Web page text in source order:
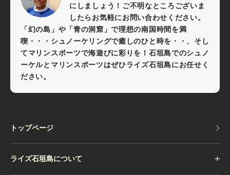
にしましょう！ご不明なところございま
したらお気軽にお問い合わせください。
「幻の島」や「青の洞窟」で理想の南国時間を満
喫・・・シュノーケリングで癒しのひと時を・・、そし
てマリンスポーツで海遊びに彩りを！石垣島でのシュノ
ーケルとマリンスポーツはぜひライズ石垣島にお任せく
ださい。
トップページ
ライズ石垣島について